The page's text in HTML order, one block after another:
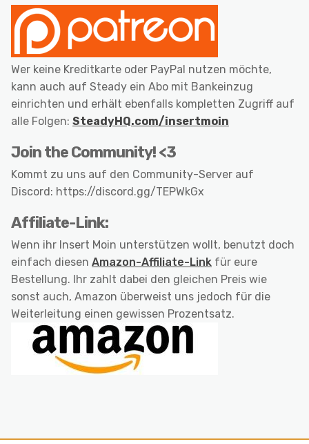
Wer keine Kreditkarte oder PayPal nutzen möchte,
kann auch auf Steady ein Abo mit Bankeinzug
einrichten und erhält ebenfalls kompletten Zugriff auf
alle Folgen: SteadyHQ.com/insertmoin
Join the Community! <3
Kommt zu uns auf den Community-Server auf
Discord: https://discord.gg/TEPWkGx
Affiliate-Link:
Wenn ihr Insert Moin unterstützen wollt, benutzt doch
einfach diesen Amazon-Affiliate-Link für eure
Bestellung. Ihr zahlt dabei den gleichen Preis wie
sonst auch, Amazon überweist uns jedoch für die
Weiterleitung einen gewissen Prozentsatz.